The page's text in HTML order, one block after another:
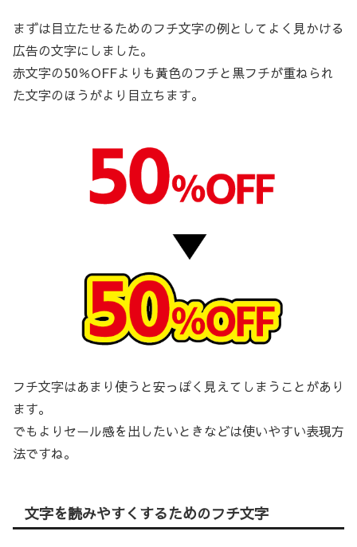
まずは目立たせるためのフチ文字の例としてよく見かける
広告の文字にしました。
赤文字の50％OFFよりも黄色のフチと黒フチが重ねられ
た文字のほうがより目立ちます。
フチ文字はあまり使うと安っぽく見えてしまうことがあり
ます。
でもよりセール感を出したいときなどは使いやすい表現方
法ですね。
文字を読みやすくするためのフチ文字